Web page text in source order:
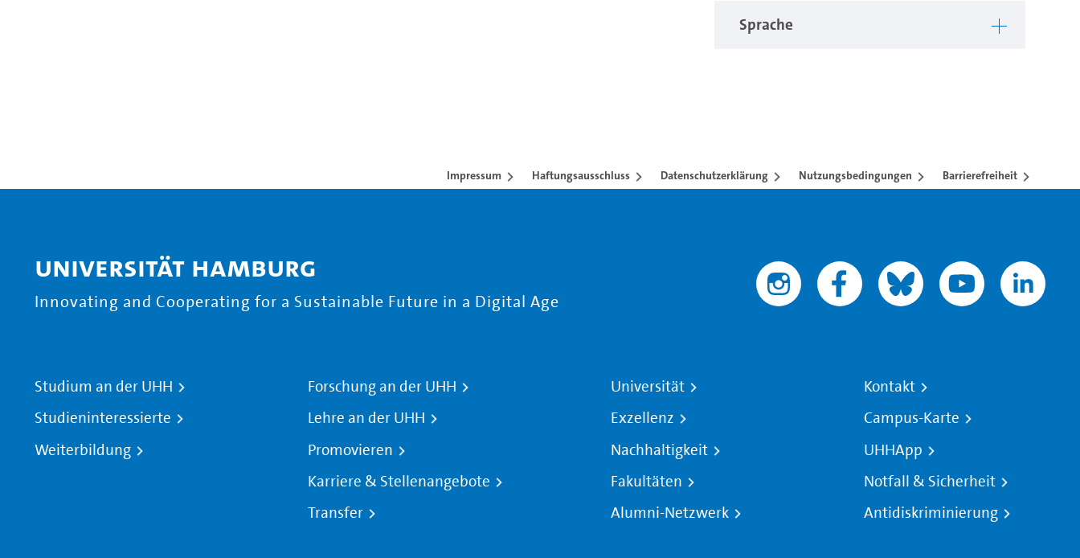
Sprache
Impressum Haftungsausschluss Datenschutzerklärung Nutzungsbedingungen Barrierefreiheit
Universität Hamburg
Innovating and Cooperating for a Sustainable Future in a Digital Age
Studium an der UHH
Studieninteressierte
Weiterbildung
Forschung an der UHH
Lehre an der UHH
Promovieren
Karriere & Stellenangebote
Transfer
Universität
Exzellenz
Nachhaltigkeit
Fakultäten
Alumni-Netzwerk
Kontakt
Campus-Karte
UHHApp
Notfall & Sicherheit
Antidiskriminierung